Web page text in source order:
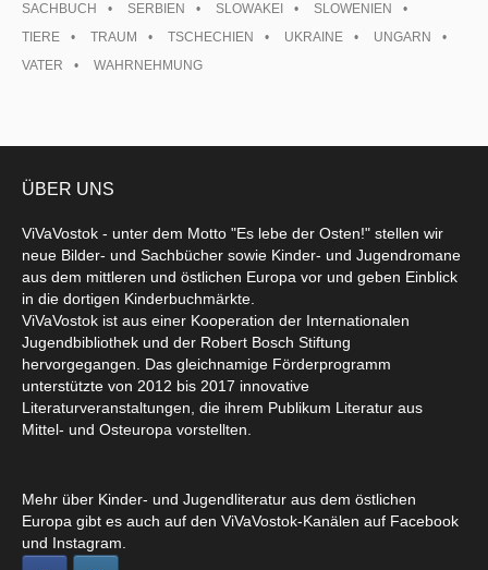
SACHBUCH
SERBIEN SLOWAKEI
SLOWENIEN
TIERE
TRAUM TSCHECHIEN UKRAINE
UNGARN
VATER
WAHRNEHMUNG
ÜBER UNS
ViVaVostok - unter dem Motto "Es lebe der Osten!" stellen wir
neue Bilder- und Sachbücher sowie Kinder- und Jugendromane
aus dem mittleren und östlichen Europa vor und geben Einblick
in die dortigen Kinderbuchmärkte.
ViVaVostok ist aus einer Kooperation der Internationalen
Jugendbibliothek und der Robert Bosch Stiftung
hervorgegangen. Das gleichnamige Förderprogramm
unterstützte von 2012 bis 2017 innovative
Literaturveranstaltungen, die ihrem Publikum Literatur aus
Mittel- und Osteuropa vorstellten.
Mehr über Kinder- und Jugendliteratur aus dem östlichen
Europa gibt es auch auf den ViVaVostok-Kanälen auf Facebook
und Instagram.